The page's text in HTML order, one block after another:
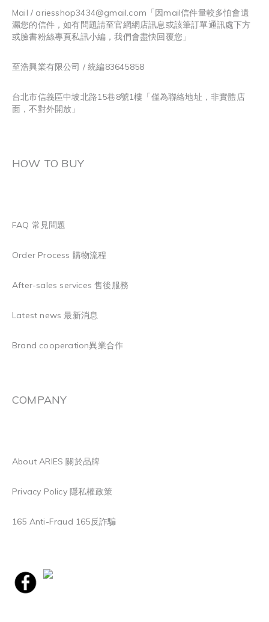
Mail / ariesshop3434@gmail.com 「因mail信件量較多怕會遺
漏您的信件，如有問題請至官網網店訊息或該筆訂單通訊處下方
或臉書粉絲專頁私訊小編，我們會盡快回覆您」
至浩興業有限公司 / 統編83645858
台北市信義區中坡北路15巷8號1樓「僅為聯絡地址，非實體店
面，不對外開放」
HOW TO BUY
FAQ 常見問題
Order Process 購物流程
After-sales services 售後服務
Latest news 最新消息
Brand cooperation異業合作
COMPANY
About ARIES 關於品牌
Privacy Policy 隱私權政策
165 Anti-Fraud 165反詐騙